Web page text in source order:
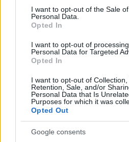
consent section.
I want to opt-out of the Sale
Personal Data.
Opted In
I want to opt-out of
Personal Data for Targeted
Opted In
I want to opt-out of Collection,
Retention, Sale, and/or
Personal Data that Is
Purposes for which it was
Opted Out
Google consents
Continua a leggere